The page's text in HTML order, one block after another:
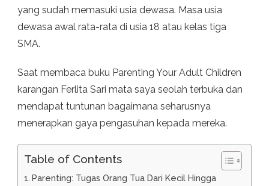
yang sudah memasuki usia dewasa. Masa usia
dewasa awal rata-rata di usia 18 atau kelas tiga
SMA.
Saat membaca buku Parenting Your Adult Children
karangan Ferlita Sari mata saya seolah terbuka dan
mendapat tuntunan bagaimana seharusnya
menerapkan gaya pengasuhan kepada mereka.
Table of Contents
Parenting: Tugas Orang Tua Dari Kecil Hingga